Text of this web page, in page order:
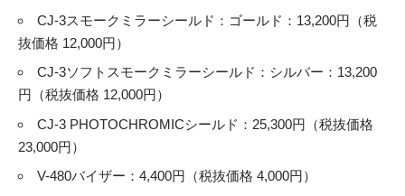
CJ-3スモークミラーシールド：ゴールド：13,200円（税
抜価格 12,000円）
CJ-3ソフトスモークミラーシールド：シルバー：13,200
円（税抜価格 12,000円）
CJ-3 PHOTOCHROMICシールド：25,300円（税抜価格
23,000円）
V-480バイザー：4,400円（税抜価格 4,000円）